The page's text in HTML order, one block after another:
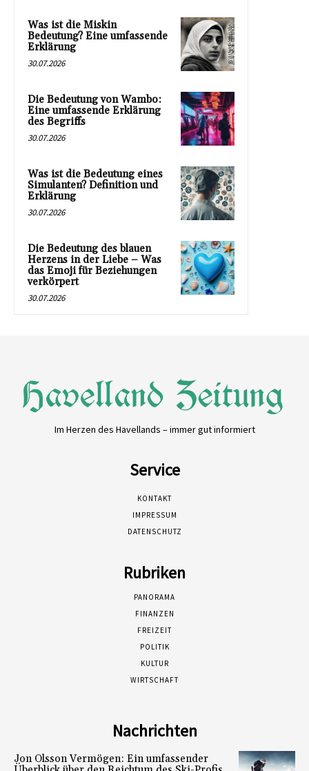
Was ist die Miskin
Bedeutung? Eine umfassende
Erklärung
30.07.2026
Die Bedeutung von Wambo:
Eine umfassende Erklärung
des Begriffs
30.07.2026
Was ist die Bedeutung eines
Simulanten? Definition und
Erklärung
30.07.2026
Die Bedeutung des blauen
Herzens in der Liebe – Was
das Emoji für Beziehungen
verkörpert
30.07.2026
Im Herzen des Havellands – immer gut informiert
Service
KONTAKT
IMPRESSUM
DATENSCHUTZ
Rubriken
PANORAMA
FINANZEN
FREIZEIT
POLITIK
KULTUR
WIRTSCHAFT
Nachrichten
Jon Olsson Vermögen: Ein umfassender